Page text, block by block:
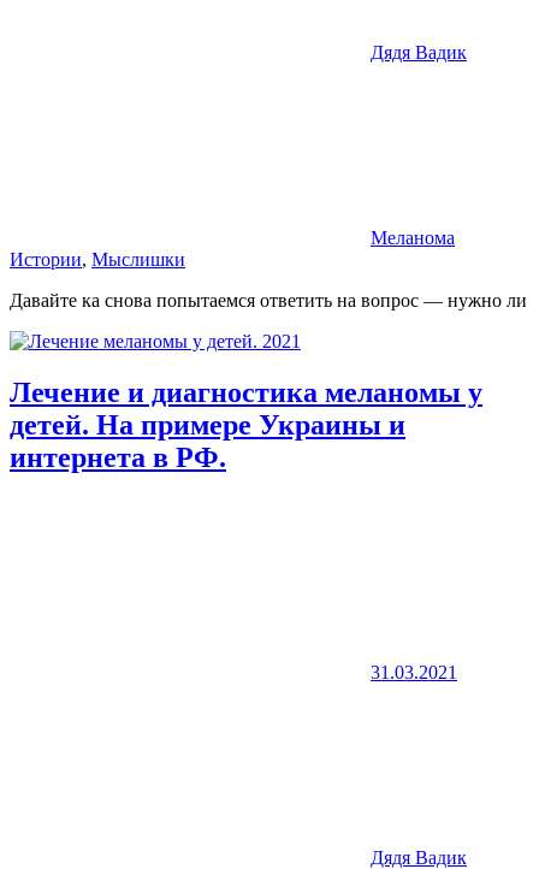
Дядя Вадик
Меланома
Истории, Мыслишки
Давайте ка снова попытаемся ответить на вопрос — нужно ли
Лечение и диагностика меланомы у
детей. На примере Украины и
интернета в РФ.
31.03.2021
Дядя Вадик